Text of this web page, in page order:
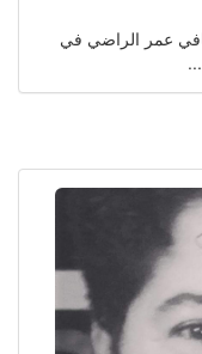
عمر الراضي في